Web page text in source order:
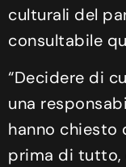
culturali del
consultabile
“Decidere di
una
hanno chiesto
prima di tutto,